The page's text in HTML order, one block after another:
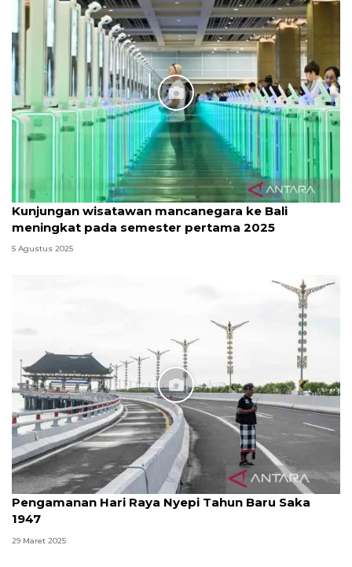
Kunjungan wisatawan mancanegara ke Bali
meningkat pada semester pertama 2025
5 Agustus 2025
Pengamanan Hari Raya Nyepi Tahun Baru Saka
1947
29 Maret 2025